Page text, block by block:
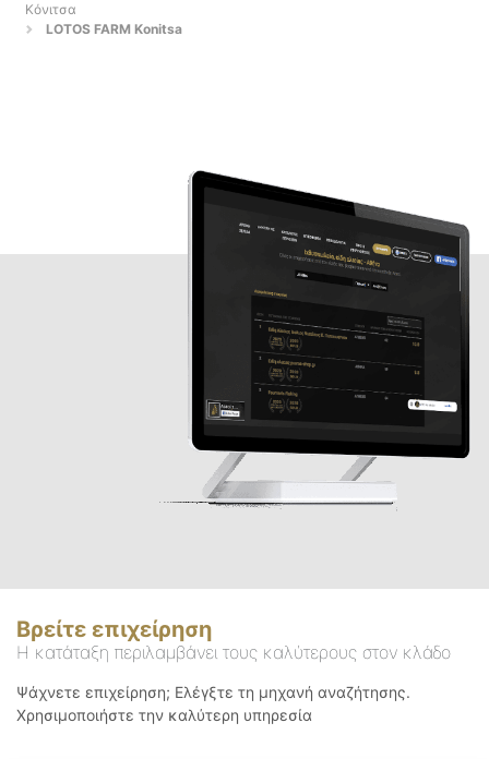
Κόνιτσα
LOTOS FARM Konitsa
Βρείτε επιχείρηση
Η κατάταξη περιλαμβάνει τους καλύτερους στον κλάδο
Ψάχνετε επιχείρηση; Ελέγξτε τη μηχανή αναζήτησης.
Χρησιμοποιήστε την καλύτερη υπηρεσία